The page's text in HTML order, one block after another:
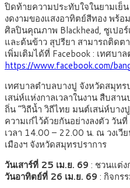
ปิดท้ายความประทับใจในยามเ
งดงามของแสงอาทิตย์สีทอง พร้
ศิลปินคุณภาพ Blackhead, ซูเปอ
และต้นข้าว สุปรียา สามารถติดต
เพิ่มเติมได้ที่ Facebook : เทศบา
https://www.facebook.com/
เทศบาลตำบลบางปู จังหวัดสมุท
เสน่ห์แห่งกาลเวลาในงาน สืบส
ถิ่น “วิถีน้ำ วิถีไทย มนต์เสน่ห์บาง
ความเก๋ไว้ด้วยกันอย่างลงตัว วั
เวลา 14.00 – 22.00 น. ณ วงเ
เมืองฯ จังหวัดสมุทรปราการ
วันเสาร์ที่ 25 เม.ย. 69 : ชวนแต่ง
วันอาทิตย์ที่ 26 เม.ย. 69 : กิจกร